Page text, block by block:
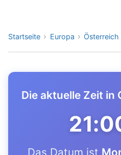
Startseite Europa Österreich
Die aktuelle Zeit in
Das Datum ist